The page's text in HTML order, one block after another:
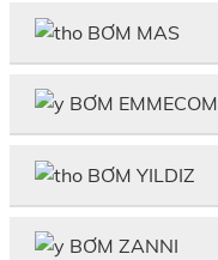
BƠM MAS
BƠM EMMECOM
BƠM YILDIZ
BƠM ZANNI